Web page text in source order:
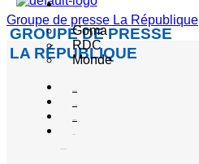
Groupe de presse La République
GROUPE DE PRESSE
LA RÉPUBLIQUE
Goma
RDC
Monde